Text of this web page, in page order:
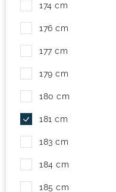
174 cm
176 cm
177 cm
179 cm
180 cm
181 cm
183 cm
184 cm
185 cm